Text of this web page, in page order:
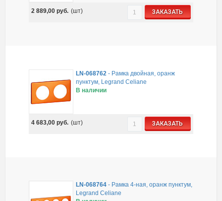
2 889,00руб. (шт) ЗАКАЗАТЬ
LN-068762 - Рамка двойная, оранж
пунктум, Legrand Celiane
В наличии
4 683,00руб. (шт) ЗАКАЗАТЬ
LN-068764 - Рамка 4-ная, оранж пунктум,
Legrand Celiane